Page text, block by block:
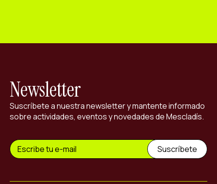
Newsletter
Suscríbete a nuestra newsletter y mantente informado
sobre actividades, eventos y novedades de Mescladís.